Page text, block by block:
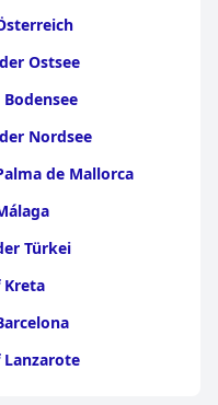
Ostsee
Nordsee
de Mallorca
Türkei